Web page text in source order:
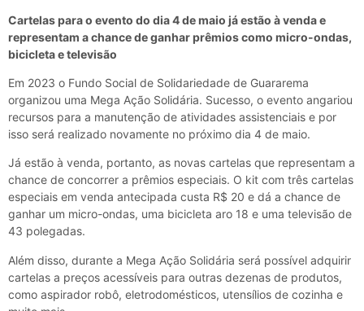
Cartelas para o evento do dia 4 de maio já estão à venda e
representam a chance de ganhar prêmios como micro-ondas,
bicicleta e televisão
Em 2023 o Fundo Social de Solidariedade de Guararema
organizou uma Mega Ação Solidária. Sucesso, o evento angariou
recursos para a manutenção de atividades assistenciais e por
isso será realizado novamente no próximo dia 4 de maio.
Já estão à venda, portanto, as novas cartelas que representam a
chance de concorrer a prêmios especiais. O kit com três cartelas
especiais em venda antecipada custa R$ 20 e dá a chance de
ganhar um micro-ondas, uma bicicleta aro 18 e uma televisão de
43 polegadas.
Além disso, durante a Mega Ação Solidária será possível adquirir
cartelas a preços acessíveis para outras dezenas de produtos,
como aspirador robô, eletrodomésticos, utensílios de cozinha e